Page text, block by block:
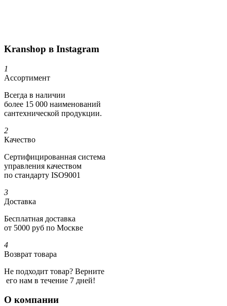
Kranshop в Instagram
1
Ассортимент
Всегда в наличии
более 15 000 наименований
сантехнической продукции.
2
Качество
Сертифициро­ванная система
управления качеством
по стандарту ISO9001
3
Доставка
Бесплатная доставка
от 5000 руб по Москве
4
Возврат товара
Не подходит товар? Верните
его нам в течение 7 дней!
О компании